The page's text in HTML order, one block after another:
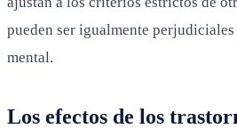
pueden ser igualmente
mental.
Los efectos de los